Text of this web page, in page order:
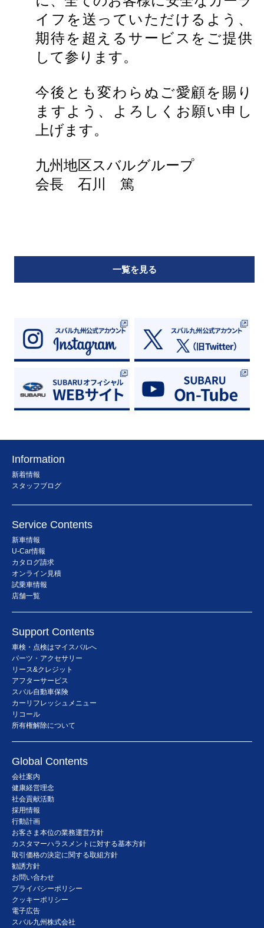
イフを送っていただけるよう、
期待を超えるサービスをご提供
して参ります。
今後とも変わらぬご愛顧を賜り
ますよう、よろしくお願い申し
上げます。
九州地区スバルグループ
会長 石川 篤
一覧を見る
Information
新着情報
スタッフブログ
Service Contents
新車情報
U-Car情報
カタログ請求
オンライン見積
試乗車情報
店舗一覧
Support Contents
車検・点検はマイスバルへ
パーツ・アクセサリー
リース&クレジット
アフターサービス
スバル自動車保険
カーリフレッシュメニュー
リコール
所有権解除について
Global Contents
会社案内
健康経営理念
社会貢献活動
採用情報
行動計画
お客さま本位の業務運営方針
カスタマーハラスメントに対する基本方針
取引価格の決定に関する取組方針
勧誘方針
お問い合わせ
プライバシーポリシー
クッキーポリシー
電子広告
スバル九州株式会社